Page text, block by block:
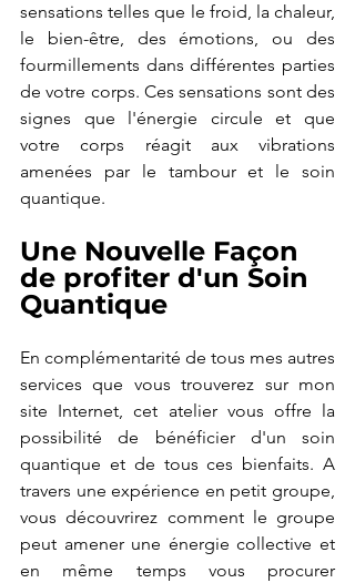
sensations telles que le froid, la chaleur,
le bien-être, des émotions, ou des
fourmillements dans différentes parties
de votre corps. Ces sensations sont des
signes que l'énergie circule et que
votre corps réagit aux vibrations
amenées par le tambour et le soin
quantique.
Une Nouvelle Façon
de profiter d'un Soin
Quantique
En complémentarité de tous mes autres
services que vous trouverez sur mon
site Internet, cet atelier vous offre la
possibilité de bénéficier d'un soin
quantique et de tous ces bienfaits. A
travers une expérience en petit groupe,
vous découvrirez comment le groupe
peut amener une énergie collective et
en même temps vous procurer